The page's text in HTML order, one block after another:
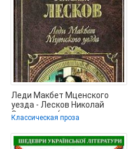
Леди Макбет Мценского
уезда - Лесков Николай
Семенович (читать книги
Классическая проза